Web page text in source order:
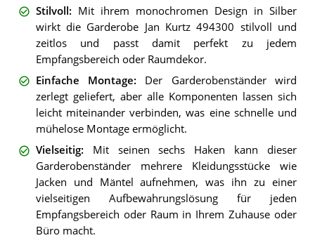
Stilvoll: Mit ihrem monochromen Design in Silber
wirkt die Garderobe Jan Kurtz 494300 stilvoll und
zeitlos und passt damit perfekt zu jedem
Empfangsbereich oder Raumdekor.
Einfache Montage: Der Garderobenständer wird
zerlegt geliefert, aber alle Komponenten lassen sich
leicht miteinander verbinden, was eine schnelle und
mühelose Montage ermöglicht.
Vielseitig: Mit seinen sechs Haken kann dieser
Garderobenständer mehrere Kleidungsstücke wie
Jacken und Mäntel aufnehmen, was ihn zu einer
vielseitigen Aufbewahrungslösung für jeden
Empfangsbereich oder Raum in Ihrem Zuhause oder
Büro macht.